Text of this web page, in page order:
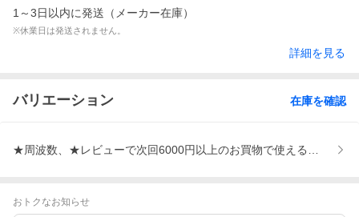
1～3日以内に発送（メーカー在庫）
※休業日は発送されません。
詳細を見る
バリエーション 在庫を確認
★周波数、★レビューで次回6000円以上のお買物で使えるクーポ
おトクなお知らせ